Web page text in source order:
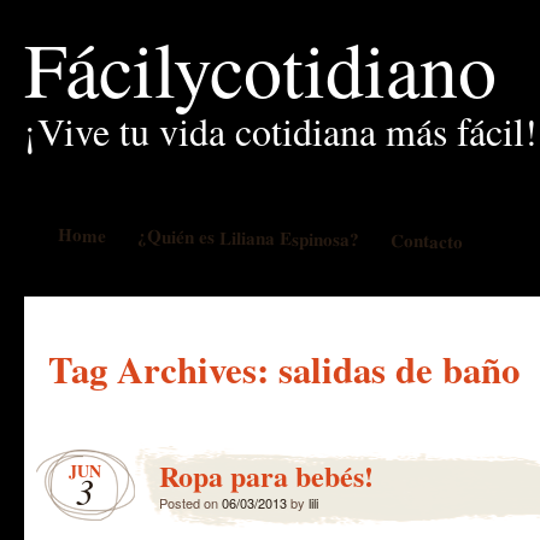
Fácilycotidiano
¡Vive tu vida cotidiana más fácil!
Home ¿Quién es Liliana Espinosa? Contacto
Tag Archives: salidas de baño
JUN
3 Ropa para bebés!
Posted on06/03/2013by lili